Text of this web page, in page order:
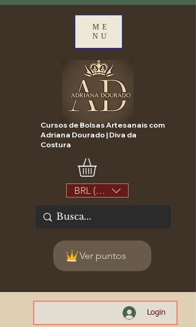
ME
NU
Cursos de Bolsas Artesanais com
Adriana Dourado | Diva da
Costura
BRL (R$)
Ver puntos
Login